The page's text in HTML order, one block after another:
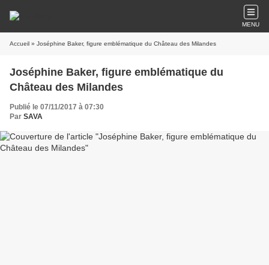
MENU
Accueil » Joséphine Baker, figure emblématique du Château des Milandes
Joséphine Baker, figure emblématique du
Château des Milandes
Publié le 07/11/2017 à 07:30
Par SAVA